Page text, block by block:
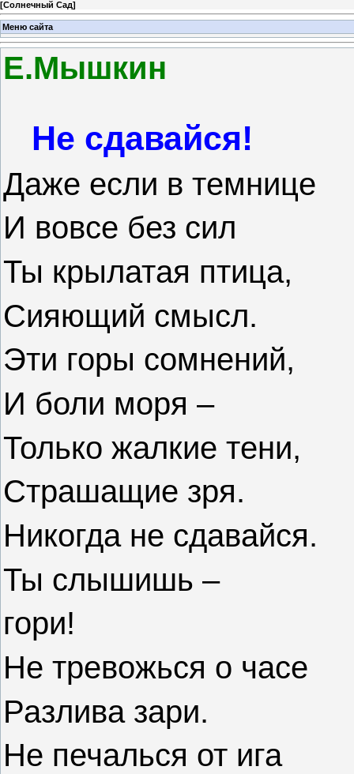
[Солнечный Сад]
Меню сайта
Е.Мышкин
Не сдавайся!
Даже если в темнице
И вовсе без сил
Ты крылатая птица,
Сияющий смысл.
Эти горы сомнений,
И боли моря –
Только жалкие тени,
Страшащие зря.
Никогда не сдавайся.
Ты слышишь –
гори!
Не тревожься о часе
Разлива зари.
Не печалься от ига